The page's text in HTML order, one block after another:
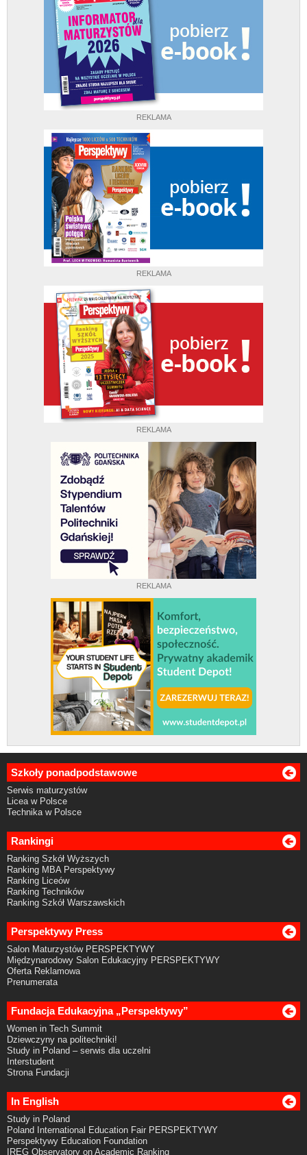
REKLAMA
REKLAMA
REKLAMA
REKLAMA
Szkoły ponadpodstawowe
Serwis maturzystów
Licea w Polsce
Technika w Polsce
Rankingi
Ranking Szkół Wyższych
Ranking MBA Perspektywy
Ranking Liceów
Ranking Techników
Ranking Szkół Warszawskich
Perspektywy Press
Salon Maturzystów PERSPEKTYWY
Międzynarodowy Salon Edukacyjny PERSPEKTYWY
Oferta Reklamowa
Prenumerata
Fundacja Edukacyjna „Perspektywy”
Women in Tech Summit
Dziewczyny na politechniki!
Study in Poland – serwis dla uczelni
Interstudent
Strona Fundacji
In English
Study in Poland
Poland International Education Fair PERSPEKTYWY
Perspektywy Education Foundation
IREG Observatory on Academic Ranking